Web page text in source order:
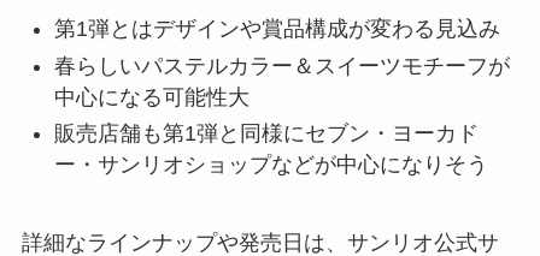
第1弾とはデザインや賞品構成が変わる見込み
春らしいパステルカラー＆スイーツモチーフが
中心になる可能性大
販売店舗も第1弾と同様にセブン・ヨーカド
ー・サンリオショップなどが中心になりそう
詳細なラインナップや発売日は、サンリオ公式サ